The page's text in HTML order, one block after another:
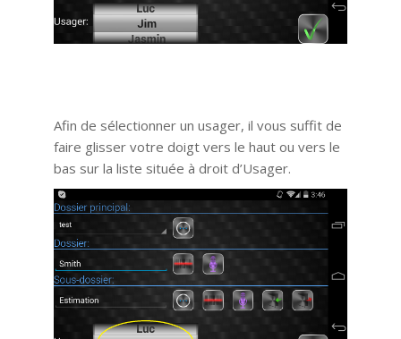
Afin de sélectionner un usager, il vous suffit de
faire glisser votre doigt vers le haut ou vers le
bas sur la liste située à droit d’Usager.